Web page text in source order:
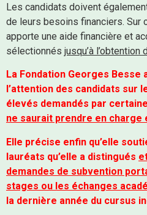
Les candidats doivent
de leurs besoins financiers. Sur
apporte une aide financière et
sélectionnés jusqu’à l’obtention
La Fondation Georges Besse
l’attention des candidats sur
élevés demandés par
ne saurait prendre en charge
Elle précise enfin qu’elle
lauréats qu’elle a distingués
demandes de subvention
stages ou les échanges
la dernière année du cursus